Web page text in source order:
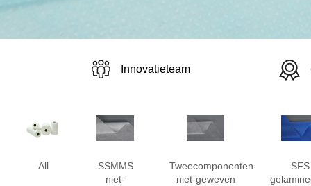
Innovatieteam
All
SSMMS
niet-
Tweecomponenten
niet-geweven
SFS